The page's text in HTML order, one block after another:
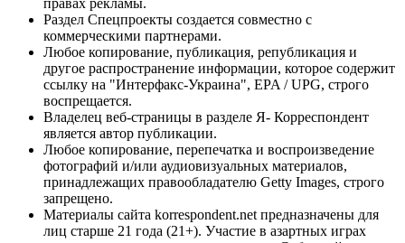
правах рекламы.
Раздел Спецпроекты создается совместно с
коммерческими партнерами.
Любое копирование, публикация, републикация и
другое распространение информации, которое содержит
ссылку на "Интерфакс-Украина", EPA / UPG, строго
воспрещается.
Владелец веб-страницы в разделе Я- Корреспондент
является автор публикации.
Любое копирование, перепечатка и воспроизведение
фотографий и/или аудиовизуальных материалов,
принадлежащих правообладателю Getty Images, строго
запрещено.
Материалы сайта korrespondent.net предназначены для
лиц старше 21 года (21+). Участие в азартных играх